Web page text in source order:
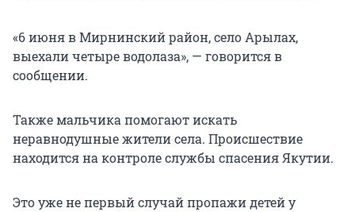
«6 июня в Мирнинский район, село Арылах,
выехали четыре водолаза», — говорится в
сообщении.
Также мальчика помогают искать
неравнодушные жители села. Происшествие
находится на контроле службы спасения Якутии.
Это уже не первый случай пропажи детей у